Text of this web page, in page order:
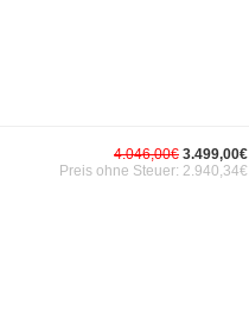
4.046,00€ 3.499,00€
Preis ohne Steuer: 2.940,34€